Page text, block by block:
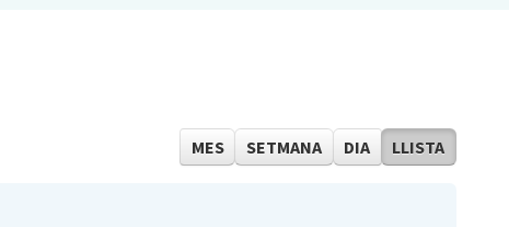
MES SETMANA DIA LLISTA